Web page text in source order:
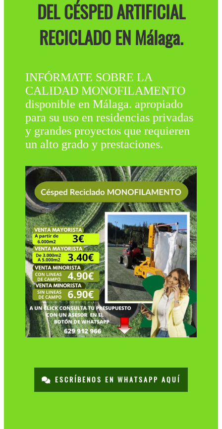
DEL CÉSPED ARTIFICIAL
RECICLADO EN Málaga.
INFÓRMATE SOBRE LA
CALIDAD MONOFILAMENTO
disponible en Málaga. apropiado
para su uso en residencias privadas
y grandes proyectos que requieren
un alto grado y prestaciones.
ESCRÍBENOS EN WHATSAPP AQUÍ